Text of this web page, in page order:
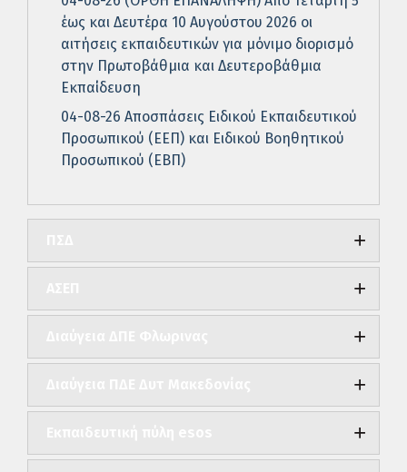
έως και Δευτέρα 10 Αυγούστου 2026 οι
αιτήσεις εκπαιδευτικών για μόνιμο διορισμό
στην Πρωτοβάθμια και Δευτεροβάθμια
Εκπαίδευση
04-08-26 Αποσπάσεις Ειδικού Εκπαιδευτικού
Προσωπικού (ΕΕΠ) και Ειδικού Βοηθητικού
Προσωπικού (ΕΒΠ)